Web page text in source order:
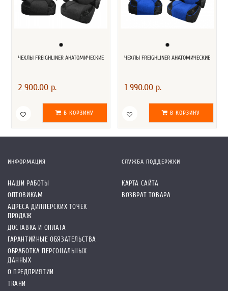
ЧЕХЛЫ FREIGHLINER АНАТОМИЧЕСКИЕ
2 900.00 р.
В КОРЗИНУ
ЧЕХЛЫ FREIGHLINER АНАТОМИЧЕСКИЕ
1 990.00 р.
В КОРЗИНУ
ИНФОРМАЦИЯ
НАШИ РАБОТЫ
ОПТОВИКАМ
АДРЕСА ДИЛЛЕРСКИХ ТОЧЕК
ПРОДАЖ
ДОСТАВКА И ОПЛАТА
ГАРАНТИЙНЫЕ ОБЯЗАТЕЛЬСТВА
ОБРАБОТКА ПЕРСОНАЛЬНЫХ
ДАННЫХ
О ПРЕДПРИЯТИИ
ТКАНИ
СЛУЖБА ПОДДЕРЖКИ
КАРТА САЙТА
ВОЗВРАТ ТОВАРА